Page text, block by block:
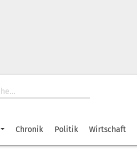
Chronik Politik Wirtschaft